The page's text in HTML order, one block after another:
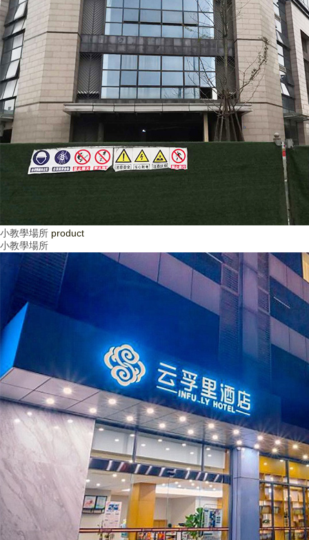
小教學場所 product
小教學場所